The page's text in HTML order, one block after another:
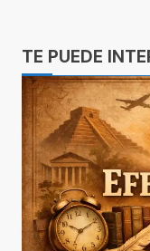
TE PUEDE